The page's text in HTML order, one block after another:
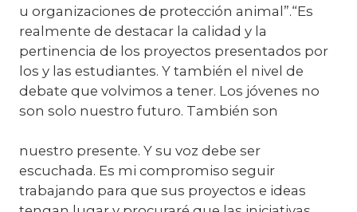
u organizaciones de protección animal”.“Es
realmente de destacar la calidad y la
pertinencia de los proyectos presentados por
los y las estudiantes. Y también el nivel de
debate que volvimos a tener. Los jóvenes no
son solo nuestro futuro. También son
nuestro presente. Y su voz debe ser
escuchada. Es mi compromiso seguir
trabajando para que sus proyectos e ideas